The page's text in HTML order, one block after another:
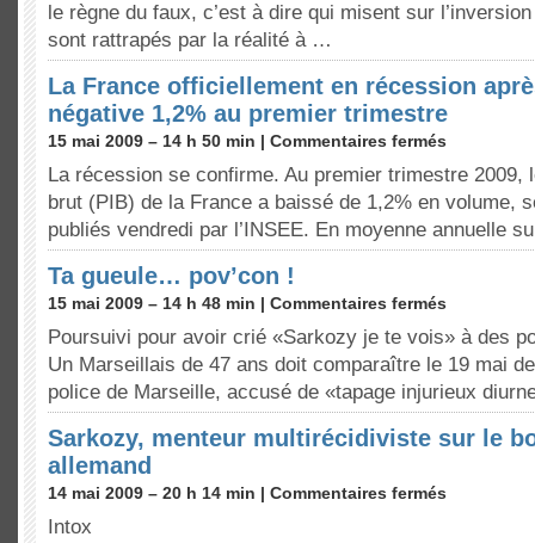
le règne du faux, c’est à dire qui misent sur
sont rattrapés par la réalité à …
La France officiellement en récession
négative 1,2% au premier trimestre
15 mai 2009 – 14 h 50 min | Commentaires fermés
La récession se confirme. Au premier trimestre 2009,
brut (PIB) de la France a baissé de 1,2% en volume,
publiés vendredi par l’INSEE. En moyenne annuelle
Ta gueule… pov’con !
15 mai 2009 – 14 h 48 min | Commentaires fermés
Poursuivi pour avoir crié «Sarkozy je te vois» à des
Un Marseillais de 47 ans doit comparaître le 19 mai
police de Marseille, accusé de «tapage injurieux
Sarkozy, menteur multirécidiviste sur le
allemand
14 mai 2009 – 20 h 14 min | Commentaires fermés
Intox